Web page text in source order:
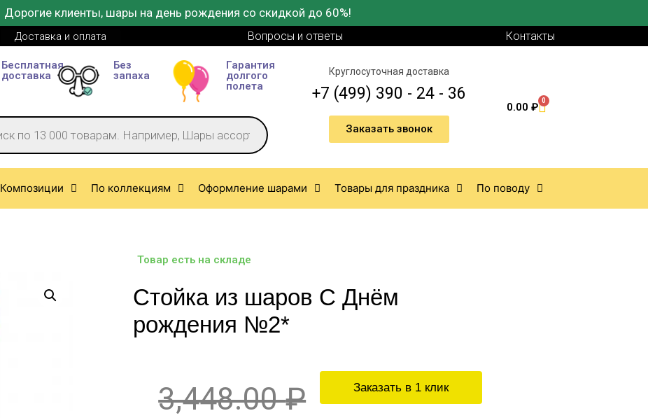
Дорогие клиенты, шары на день рождения со скидкой до 60%!
Доставка и оплата Вопросы и ответы Контакты
Бесплатная
доставка
Без
запаха
Гарантия
долгого
полета
Круглосуточная доставка
+7 (499) 390 - 24 - 36
Заказать звонок
0.00₽ 0
Композиции По коллекциям Оформление шарами Товары для праздника По поводу
Товар есть на складе
Стойка из шаров С Днём
рождения №2*
3,448.00₽
Заказать в 1 клик